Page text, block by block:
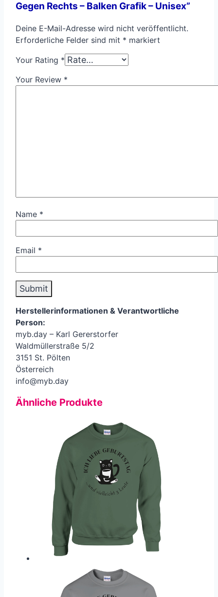
Gegen Rechts – Balken Grafik – Unisex”
Deine E-Mail-Adresse wird nicht veröffentlicht.
Erforderliche Felder sind mit * markiert
Your Rating *
Your Review *
Name *
Email *
Herstellerinformationen & Verantwortliche
Person:
myb.day – Karl Gererstorfer
Waldmüllerstraße 5/2
3151 St. Pölten
Österreich
info@myb.day
Ähnliche Produkte